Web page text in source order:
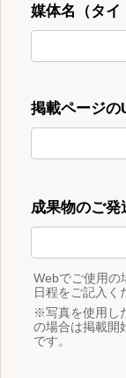
媒体名（タイ
掲載ページの
成果物のご発
Webでご使用の
日程をご記入く
※写真を使用し
の場合は掲載開
です。